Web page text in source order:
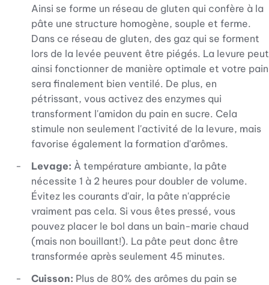
Ainsi se forme un réseau de gluten qui confère à la
pâte une structure homogène, souple et ferme.
Dans ce réseau de gluten, des gaz qui se forment
lors de la levée peuvent être piégés. La levure peut
ainsi fonctionner de manière optimale et votre pain
sera finalement bien ventilé. De plus, en
pétrissant, vous activez des enzymes qui
transforment l'amidon du pain en sucre. Cela
stimule non seulement l'activité de la levure, mais
favorise également la formation d'arômes.
Levage: À température ambiante, la pâte
nécessite 1 à 2 heures pour doubler de volume.
Évitez les courants d'air, la pâte n'apprécie
vraiment pas cela. Si vous êtes pressé, vous
pouvez placer le bol dans un bain-marie chaud
(mais non bouillant!). La pâte peut donc être
transformée après seulement 45 minutes.
Cuisson: Plus de 80% des arômes du pain se